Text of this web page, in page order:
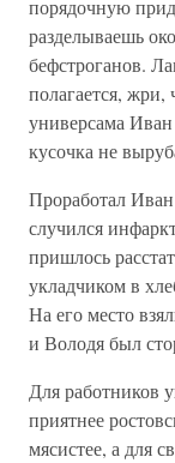
порядочную
разделываешь
бефстроганов.
полагается,
универсама
кусочка не
Проработал
случился
пришлось
укладчиком в
На его место
и Володя был
Для работников
приятнее
мясистее, а для